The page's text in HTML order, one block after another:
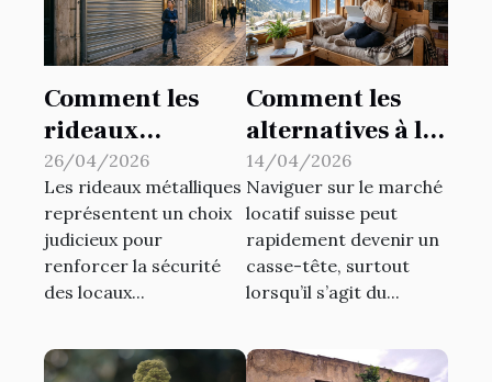
Comment les
rideaux
métalliques
renforcent-ils la
sécurité des
locaux ?
26/04/2026
Les rideaux métalliques
représentent un choix
judicieux pour
renforcer la sécurité
des locaux...
Comment les
alternatives à la
garantie de
loyer
traditionnelle
peuvent
bénéficier aux
Suisse ?
14/04/2026
Naviguer sur le marché
locatif suisse peut
rapidement devenir un
casse-tête, surtout
lorsqu’il s’agit du...